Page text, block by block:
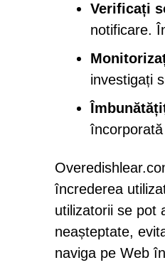
Verificați
notificare.
investigați
încrederea
utilizatorii se pot
neașteptate,
naviga pe Web